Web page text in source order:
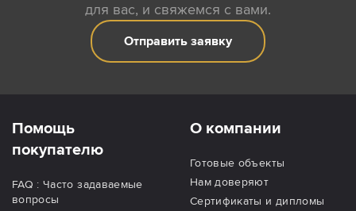
для вас, и свяжемся с вами.
Отправить заявку
Помощь
покупателю
FAQ : Часто задаваемые
вопросы
О компании
Готовые объекты
Нам доверяют
Сертификаты и дипломы